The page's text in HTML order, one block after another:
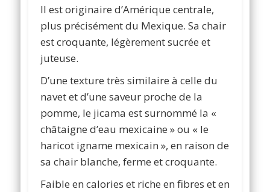
Il est originaire d’Amérique centrale,
plus précisément du Mexique. Sa chair
est croquante, légèrement sucrée et
juteuse.
D’une texture très similaire à celle du
navet et d’une saveur proche de la
pomme, le jicama est surnommé la «
châtaigne d’eau mexicaine » ou « le
haricot igname mexicain », en raison de
sa chair blanche, ferme et croquante.
Faible en calories et riche en fibres et en